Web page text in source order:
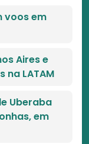
voos em
Aires e
na LATAM
Uberaba
em